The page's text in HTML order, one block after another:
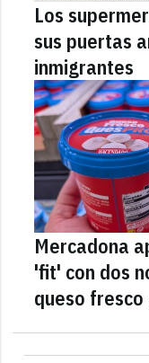
Los
sus puertas
inmigrantes
Mercadona
'fit' con dos
queso